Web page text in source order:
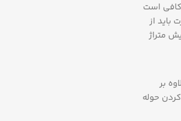
(کمتر از 3 مترمربع) رادیاتور حوله خشک کن 10 لوله کافی است
باید از
متراژ
بر
حوله